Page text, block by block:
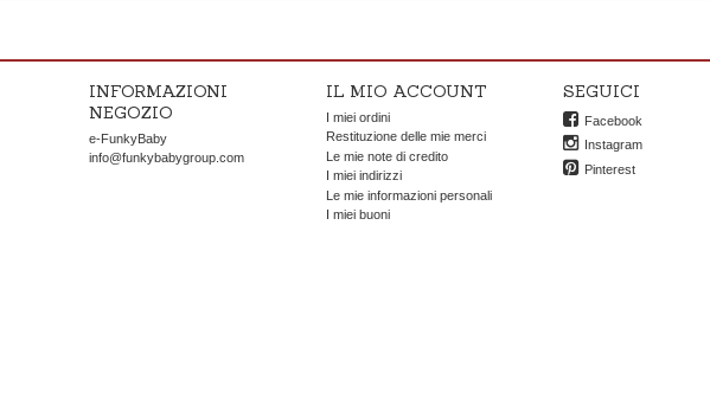
INFORMAZIONI
NEGOZIO
e-FunkyBaby
info@funkybabygroup.com
IL MIO ACCOUNT
I miei ordini
Restituzione delle mie merci
Le mie note di credito
I miei indirizzi
Le mie informazioni personali
I miei buoni
SEGUICI
Facebook
Instagram
Pinterest